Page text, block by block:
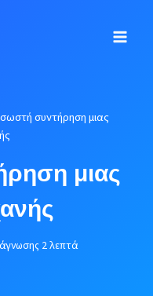
συντήρηση μιας
μιας
2λεπτά